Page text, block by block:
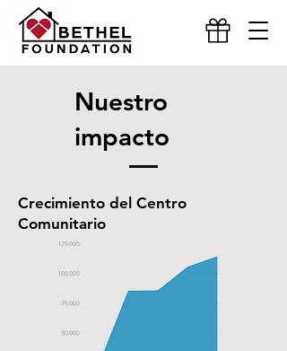
Nuestro
impacto
Crecimiento del Centro
Comunitario